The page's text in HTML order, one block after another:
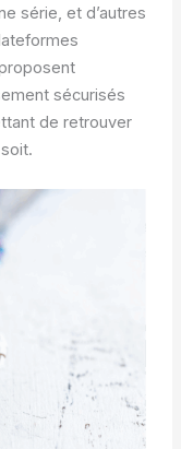
série, et d’autres
sécurisés
de retrouver